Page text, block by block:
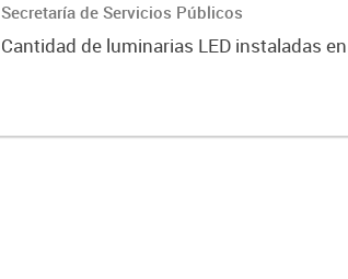
Secretaría de Servicios Públicos
Cantidad de luminarias LED instaladas